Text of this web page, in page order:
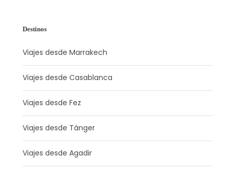
Destinos
Viajes desde Marrakech
Viajes desde Casablanca
Viajes desde Fez
Viajes desde Tánger
Viajes desde Agadir